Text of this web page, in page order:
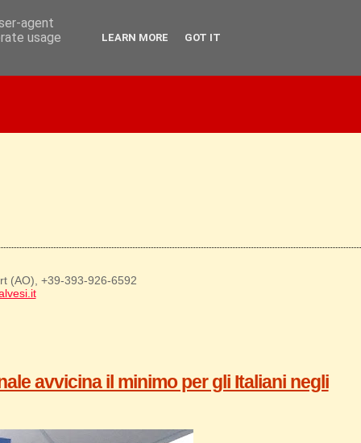
(AO), +39-393-926-6592
avvicina il minimo per gli Italiani negli
agent
usage
LEARN MORE GOT IT